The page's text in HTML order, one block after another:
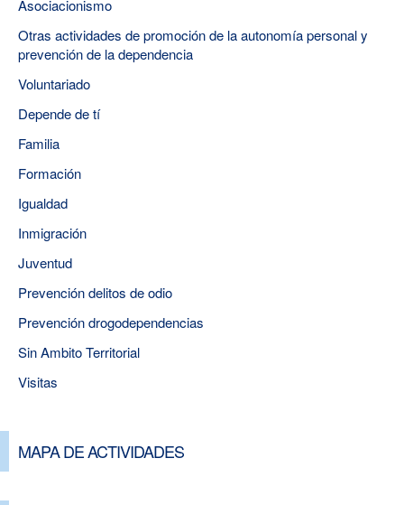
Asociacionismo
Otras actividades de promoción de la autonomía personal y
prevención de la dependencia
Voluntariado
Depende de tí
Familia
Formación
Igualdad
Inmigración
Juventud
Prevención delitos de odio
Prevención drogodependencias
Sin Ambito Territorial
Visitas
MAPA DE ACTIVIDADES